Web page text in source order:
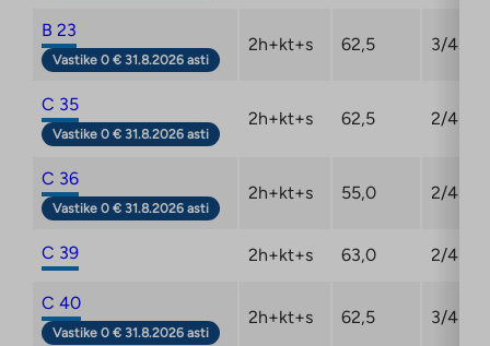
B 23
Vastike 0 € 31.8.2026 asti
2h+kt+s 62,5 3/4
C 35
Vastike 0 € 31.8.2026 asti
2h+kt+s 62,5 2/4
C 36
Vastike 0 € 31.8.2026 asti
2h+kt+s 55,0 2/4
C 39 2h+kt+s 63,0 2/4
C 40
Vastike 0 € 31.8.2026 asti
2h+kt+s 62,5 3/4